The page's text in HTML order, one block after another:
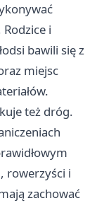
i
bawili się z
miejsc
też dróg.
rowerzyści i
zachować